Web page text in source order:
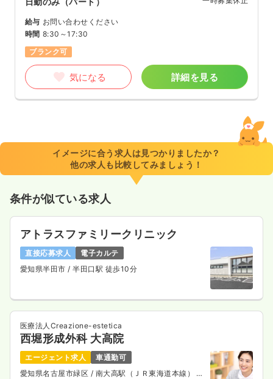
給与 お問い合わせください
時間 8:30～17:30
ブランク可
気になる 詳細を見る
イメージに合う求人は見つかりましたか？
他の求人も比較してみましょう！
条件が似ている求人
アトラスファミリークリニック
直接応募求人
電子カルテ
愛知県半田市 / 半田口駅 徒歩10分
医療法人Creazione-estetica
西堀形成外科 大高院
エージェント求人
車通勤可
愛知県名古屋市緑区 / 南大高駅（ＪＲ東海道本線） 徒